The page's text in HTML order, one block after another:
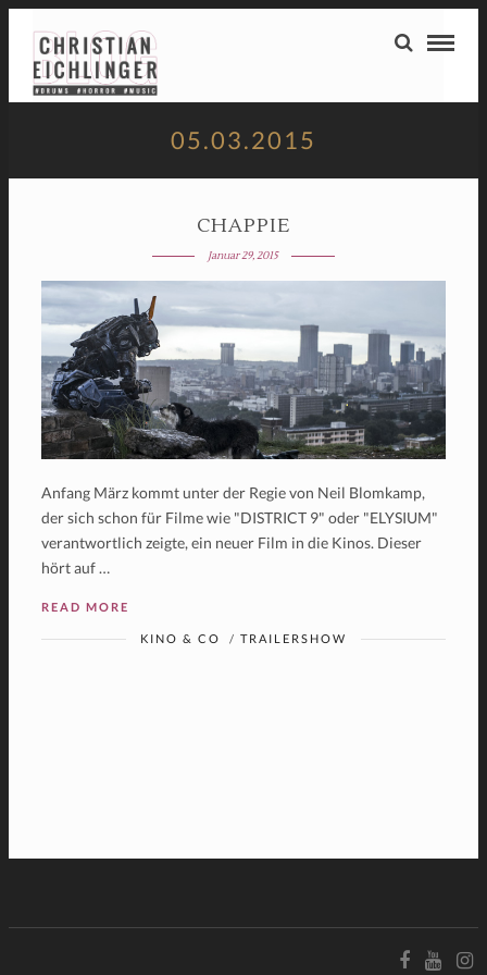
05.03.2015
CHAPPIE
Januar 29, 2015
Anfang März kommt unter der Regie von Neil Blomkamp,
der sich schon für Filme wie "DISTRICT 9" oder "ELYSIUM"
verantwortlich zeigte, ein neuer Film in die Kinos. Dieser
hört auf …
READ MORE
KINO & CO / TRAILERSHOW